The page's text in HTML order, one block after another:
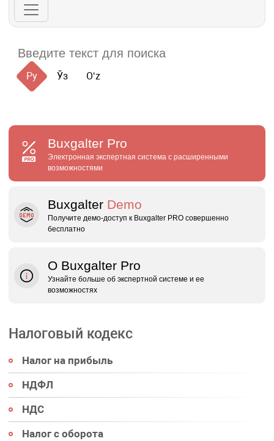
Ру Ўз Oʻz
Buxgalter Pro
Электронная экспертная система с расширенными
возможностями
Buxgalter Demo
Получите демо‑доступ к Buxgalter PRO совершенно
бесплатно
О Buxgalter Pro
Узнайте больше об экспертной системе и ее
возможностях
Налоговый кодекс
Налог на прибыль
НДФЛ
НДС
Налог с оборота